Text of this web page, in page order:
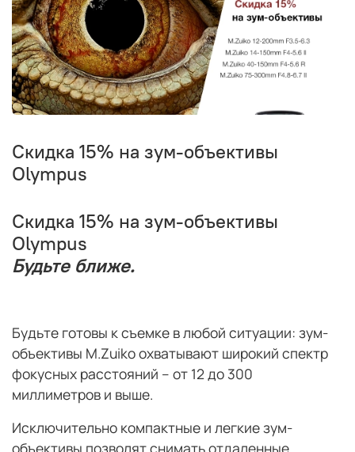
Скидка 15% на зум-объективы
Olympus
Скидка 15% на зум-объективы
Olympus
Будьте ближе.
Будьте готовы к съемке в любой ситуации: зум-
объективы M.Zuiko охватывают широкий спектр
фокусных расстояний – от 12 до 300
миллиметров и выше.
Исключительно компактные и легкие зум-
объективы позволят снимать отдаленные